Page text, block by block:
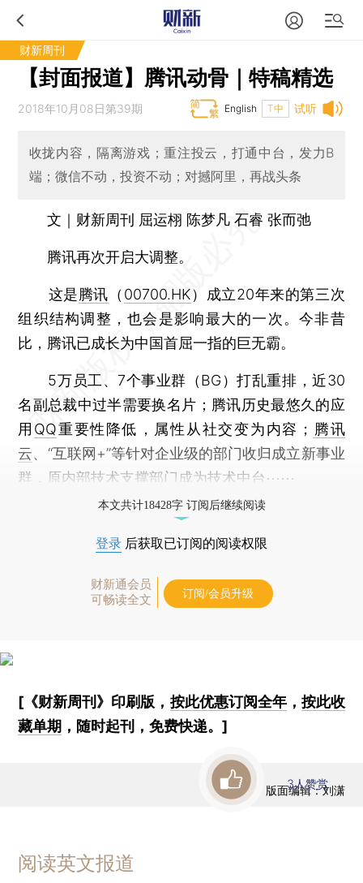
财新周刊
【封面报道】腾讯动骨｜特稿精选
试听
2018年10月08日第39期 T中
English
收拢内容，隔离游戏；重注投云，打通中台，发力B
端；微信不动，投资不动；对撼阿里，再战头条
文｜财新周刊 屈运栩 陈梦凡 石睿 张而弛
腾讯再次开启大调整。
这是腾讯 （ 00700.HK）成立20年来的第三次
组织结构调整，也会是影响最大的一次。今非昔
比，腾讯已成长为中国首屈一指的巨无霸。
5万员工、7个事业群（BG）打乱重排，近30
名副总裁中过半需要换名片；腾讯历史最悠久的应
用 QQ重要性降低，属性从社交变为内容； 腾讯
云、“互联网+”等针对企业级的部门收归成立新事业
群，原内部技术支撑部门成为技术中台⋯⋯
本文共计18428字 订阅后继续阅读
登录 后获取已订阅的阅读权限
财新通会员
可畅读全文
订阅/会员升级
[《财新周刊》印刷版， 按此优惠订阅全年， 按此收
藏单期 ，随时起刊，免费快递。]
版面编辑：刘潇
3人赞赏
阅读英文报道